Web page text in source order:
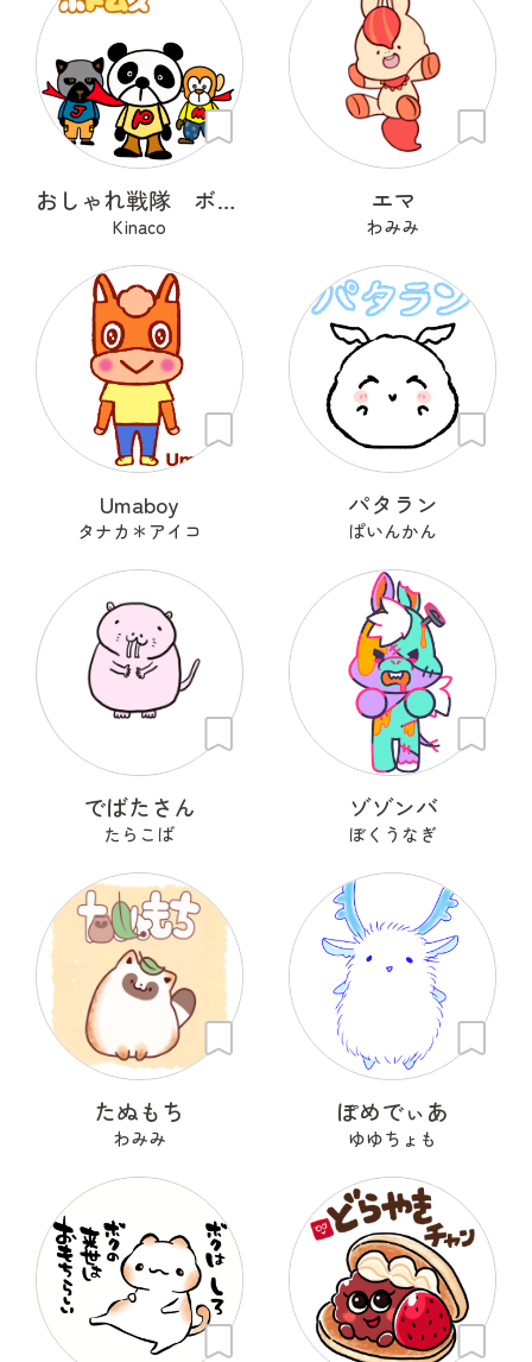
おしゃれ戦隊 ボトムス
Kinaco
エマ
わみみ
Umaboy
タナカ＊アイコ
パタラン
ぱいんかん
でばたさん
たらこば
ゾゾンバ
ぼくうなぎ
たぬもち
わみみ
ぽめでぃあ
ゆゆちょも